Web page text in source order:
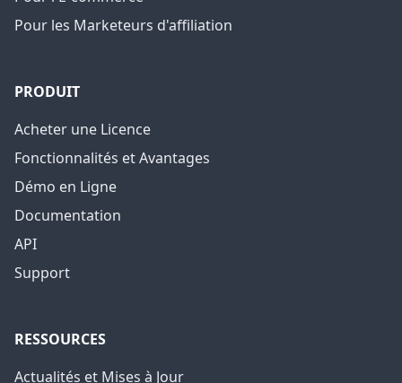
Pour les Marketeurs d'affiliation
PRODUIT
Acheter une Licence
Fonctionnalités et Avantages
Démo en Ligne
Documentation
API
Support
RESSOURCES
Actualités et Mises à Jour